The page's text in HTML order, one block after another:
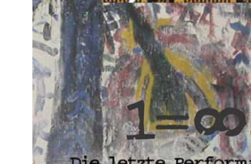
Links
Psycho-Paten
Ansprechpartner
Anfahrt